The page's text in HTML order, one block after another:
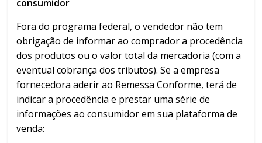
consumidor
Fora do programa federal, o vendedor não tem
obrigação de informar ao comprador a procedência
dos produtos ou o valor total da mercadoria (com a
eventual cobrança dos tributos). Se a empresa
fornecedora aderir ao Remessa Conforme, terá de
indicar a procedência e prestar uma série de
informações ao consumidor em sua plataforma de
venda: